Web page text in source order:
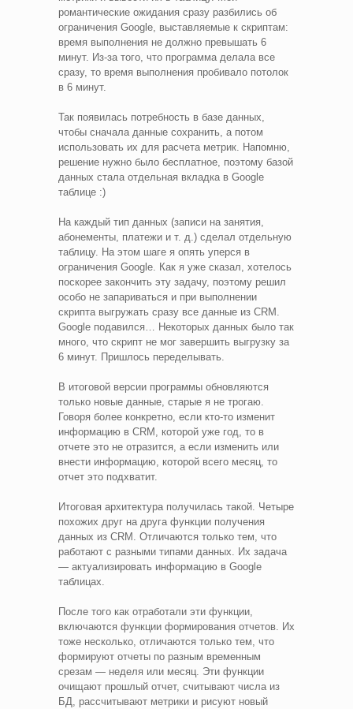
романтические ожидания сразу разбились об
ограничения Google, выставляемые к скриптам:
время выполнения не должно превышать 6
минут. Из-за того, что программа делала все
сразу, то время выполнения пробивало потолок
в 6 минут.
Так появилась потребность в базе данных,
чтобы сначала данные сохранить, а потом
использовать их для расчета метрик. Напомню,
решение нужно было бесплатное, поэтому базой
данных стала отдельная вкладка в Google
таблице :)
На каждый тип данных (записи на занятия,
абонементы, платежи и т. д.) сделал отдельную
таблицу. На этом шаге я опять уперся в
ограничения Google. Как я уже сказал, хотелось
поскорее закончить эту задачу, поэтому решил
особо не запариваться и при выполнении
скрипта выгружать сразу все данные из CRM.
Google подавился… Некоторых данных было так
много, что скрипт не мог завершить выгрузку за
6 минут. Пришлось переделывать.
В итоговой версии программы обновляются
только новые данные, старые я не трогаю.
Говоря более конкретно, если кто-то изменит
информацию в CRM, которой уже год, то в
отчете это не отразится, а если изменить или
внести информацию, которой всего месяц, то
отчет это подхватит.
Итоговая архитектура получилась такой. Четыре
похожих друг на друга функции получения
данных из CRM. Отличаются только тем, что
работают с разными типами данных. Их задача
— актуализировать информацию в Google
таблицах.
После того как отработали эти функции,
включаются функции формирования отчетов. Их
тоже несколько, отличаются только тем, что
формируют отчеты по разным временным
срезам — неделя или месяц. Эти функции
очищают прошлый отчет, считывают числа из
БД, рассчитывают метрики и рисуют новый